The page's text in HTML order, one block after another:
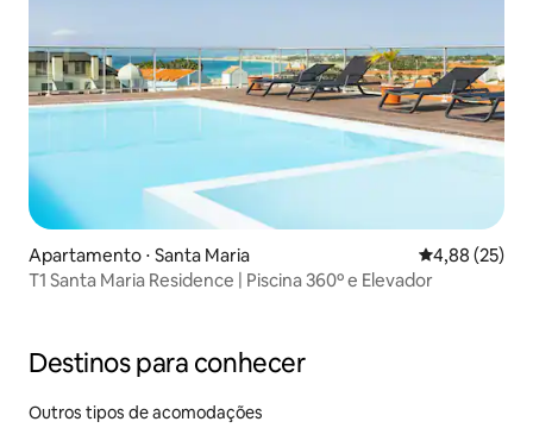
Apartamento ⋅ Santa Maria 4,88 de uma
4,88 (25)
T1 Santa Maria Residence | Piscina 360º e Elevador
Destinos para conhecer
Outros tipos de acomodações